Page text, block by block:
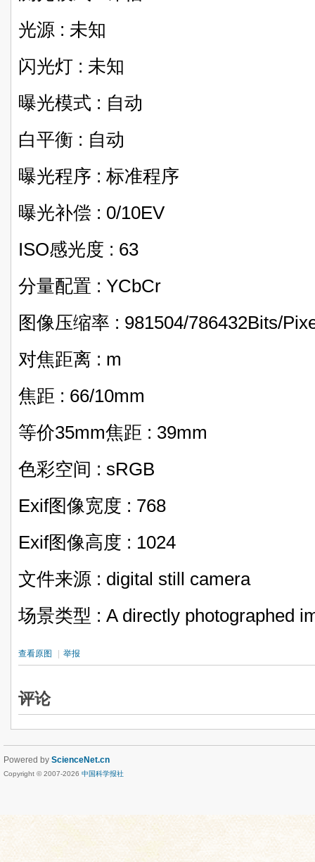
光源 : 未知
闪光灯 : 未知
曝光模式 : 自动
白平衡 : 自动
曝光程序 : 标准程序
曝光补偿 : 0/10EV
ISO感光度 : 63
分量配置 : YCbCr
图像压缩率 : 981504/786432Bits/
对焦距离 : m
焦距 : 66/10mm
等价35mm焦距 : 39mm
色彩空间 : sRGB
Exif图像宽度 : 768
Exif图像高度 : 1024
文件来源 : digital still camera
场景类型 : A directly photographed
查看原图 举报
评论
Powered by ScienceNet.cn
Copyright © 2007-2026 中国科学报社